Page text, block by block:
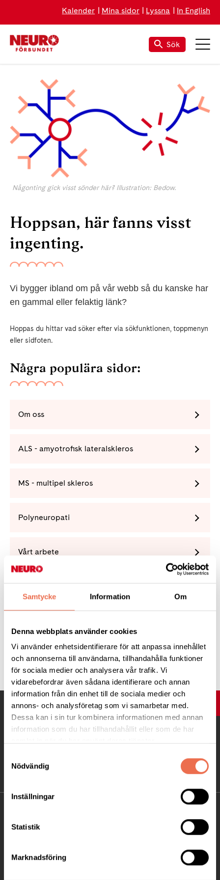
Samtycke Information Om
Denna webbplats använder cookies
Vi använder enhetsidentifierare för att anpassa innehållet
och annonserna till användarna, tillhandahålla funktioner
för sociala medier och analysera vår trafik. Vi
vidarebefordrar även sådana identifierare och annan
information från din enhet till de sociala medier och
annons- och analysföretag som vi samarbetar med.
Dessa kan i sin tur kombinera informationen med annan
information som du har tillhandahållit eller som de har
Nödvändig
Inställningar
Statistik
Marknadsföring
Kalender Mina sidor Lyssna In English
Sök
Någonting gick visst sönder här? Illustration: Bedow.
Hoppsan, här fanns visst
ingenting.
Vi bygger ibland om på vår webb så du kanske har
en gammal eller felaktig länk?
Hoppas du hittar vad söker efter via sökfunktionen, toppmenyn
eller sidfoten.
Några populära sidor:
Om oss
ALS - amyotrofisk lateralskleros
MS - multipel skleros
Polyneuropati
Vårt arbete
Förening
Tipsa
Telefon:08-677 70 10